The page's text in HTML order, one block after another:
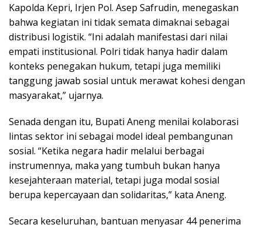
Kapolda Kepri, Irjen Pol. Asep Safrudin, menegaskan
bahwa kegiatan ini tidak semata dimaknai sebagai
distribusi logistik. “Ini adalah manifestasi dari nilai
empati institusional. Polri tidak hanya hadir dalam
konteks penegakan hukum, tetapi juga memiliki
tanggung jawab sosial untuk merawat kohesi dengan
masyarakat,” ujarnya.
Senada dengan itu, Bupati Aneng menilai kolaborasi
lintas sektor ini sebagai model ideal pembangunan
sosial. “Ketika negara hadir melalui berbagai
instrumennya, maka yang tumbuh bukan hanya
kesejahteraan material, tetapi juga modal sosial
berupa kepercayaan dan solidaritas,” kata Aneng.
Secara keseluruhan, bantuan menyasar 44 penerima